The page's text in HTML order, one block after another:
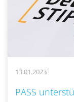
13.01.2023
PASS